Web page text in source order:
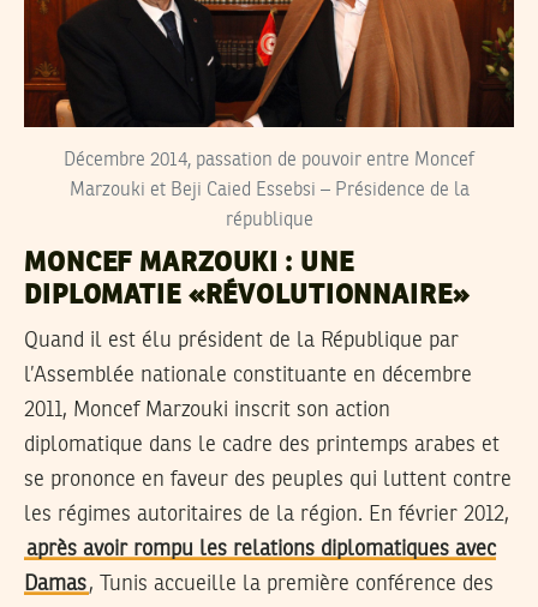
Décembre 2014, passation de pouvoir entre Moncef
Marzouki et Beji Caied Essebsi – Présidence de la
république
MONCEF MARZOUKI : UNE
DIPLOMATIE «RÉVOLUTIONNAIRE»
Quand il est élu président de la République par
l’Assemblée nationale constituante en décembre
2011, Moncef Marzouki inscrit son action
diplomatique dans le cadre des printemps arabes et
se prononce en faveur des peuples qui luttent contre
les régimes autoritaires de la région. En février 2012,
après avoir rompu les relations diplomatiques avec
Damas, Tunis accueille la première conférence des